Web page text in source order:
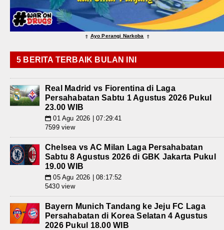
⇑ Ayo Perangi Narkoba ⇑
5 BERITA TERBAIK BULAN INI
Real Madrid vs Fiorentina di Laga
Persahabatan Sabtu 1 Agustus 2026 Pukul
23.00 WIB
📅 01 Agu 2026 | 07:29:41
7599 view
Chelsea vs AC Milan Laga Persahabatan
Sabtu 8 Agustus 2026 di GBK Jakarta Pukul
19.00 WIB
📅 05 Agu 2026 | 08:17:52
5430 view
Bayern Munich Tandang ke Jeju FC Laga
Persahabatan di Korea Selatan 4 Agustus
2026 Pukul 18.00 WIB